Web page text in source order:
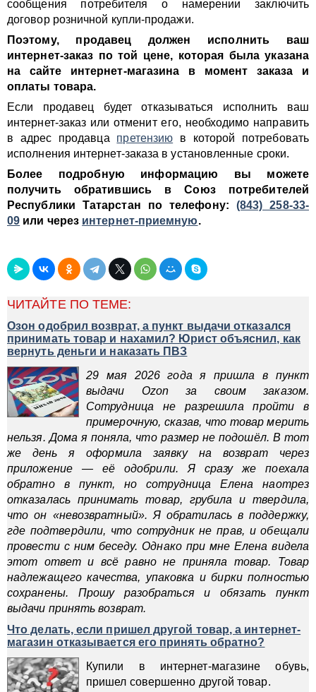
сообщения потребителя о намерении заключить
договор розничной купли-продажи.
Поэтому, продавец должен исполнить ваш
интернет-заказ по той цене, которая была указана
на сайте интернет-магазина в момент заказа и
оплаты товара.
Если продавец будет отказываться исполнить ваш
интернет-заказ или отменит его, необходимо направить
в адрес продавца претензию в которой потребовать
исполнения интернет-заказа в установленные сроки.
Более подробную информацию вы можете
получить обратившись в Союз потребителей
Республики Татарстан по телефону: (843) 258-33-
09 или через интернет-приемную.
ЧИТАЙТЕ ПО ТЕМЕ:
Озон одобрил возврат, а пункт выдачи отказался
принимать товар и нахамил? Юрист объяснил, как
вернуть деньги и наказать ПВЗ
29 мая 2026 года я пришла в пункт
выдачи Ozon за своим заказом.
Сотрудница не разрешила пройти в
примерочную, сказав, что товар мерить
нельзя. Дома я поняла, что размер не подошёл. В тот
же день я оформила заявку на возврат через
приложение — её одобрили. Я сразу же поехала
обратно в пункт, но сотрудница Елена наотрез
отказалась принимать товар, грубила и твердила,
что он «невозвратный». Я обратилась в поддержку,
где подтвердили, что сотрудник не прав, и обещали
провести с ним беседу. Однако при мне Елена видела
этот ответ и всё равно не приняла товар. Товар
надлежащего качества, упаковка и бирки полностью
сохранены. Прошу разобраться и обязать пункт
выдачи принять возврат.
Что делать, если пришел другой товар, а интернет-
магазин отказывается его принять обратно?
Купили в интернет-магазине обувь,
пришел совершенно другой товар.